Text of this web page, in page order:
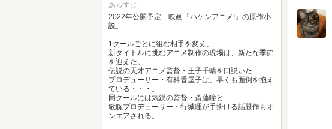
あらすじ
2022年公開予定 映画『ハケンアニメ!』の原作小
説。
1クールごとに組む相手を変え、
新タイトルに挑むアニメ制作の現場は、新たな季節
を迎えた。
伝説の天才アニメ監督・王子千晴を口説いた
プロデューサー・有科香屋子は、早くも面倒を抱え
ている・・・。
同クールには気鋭の監督・斎藤瞳と
敏腕プロデューサー・行城理が手掛ける話題作もオ
ンエアされる。